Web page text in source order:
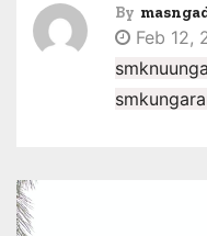
By
Feb 12,